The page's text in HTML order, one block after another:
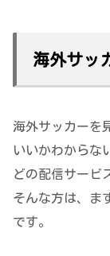
海外サッ
海外サッカーを
いいかわからな
どの配信サービ
そんな方は、ま
です。